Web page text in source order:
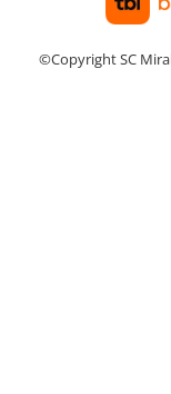
©Copyright SC